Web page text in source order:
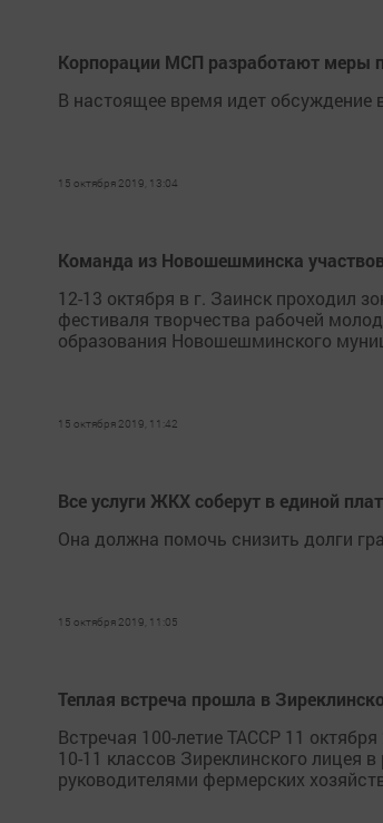
Корпорации МСП разработают меры
В настоящее время идет
15 октября 2019, 13:04
Команда из Новошешминска
12-13 октября в г. Заинск проходил
фестиваля творчества рабочей
образования Новошешминского
15 октября 2019, 11:42
Все услуги ЖКХ соберут в единой
Она должна помочь снизить долги
15 октября 2019, 11:05
Теплая встреча прошла в
Встречая 100-летие ТАССР 11
10-11 классов Зиреклинского лицея
руководителями фермерских